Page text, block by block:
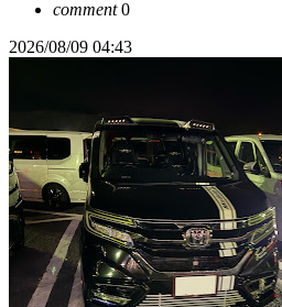
comment0
2026/08/09 04:43